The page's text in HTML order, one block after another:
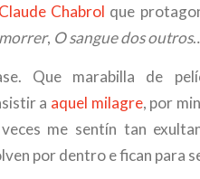
Claude Chabrol que
, O sangue dos outros
Que marabilla de
a aquel milagre, por
me sentín tan
por dentro e fican para